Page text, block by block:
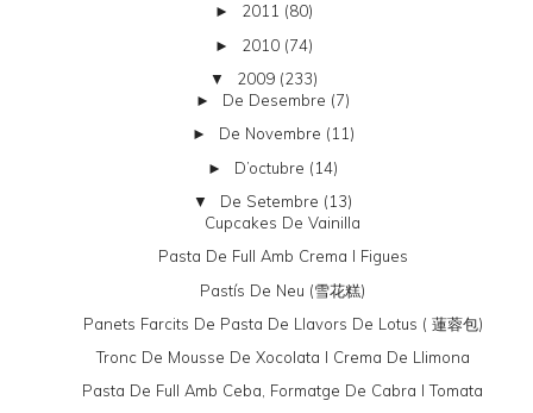
► 2011 (80)
► 2010 (74)
▼ 2009 (233)
► De Desembre (7)
► De Novembre (11)
► D’octubre (14)
▼ De Setembre (13)
Cupcakes De Vainilla
Pasta De Full Amb Crema I Figues
Pastís De Neu (雪花糕)
Panets Farcits De Pasta De Llavors De Lotus ( 蓮蓉包)
Tronc De Mousse De Xocolata I Crema De Llimona
Pasta De Full Amb Ceba, Formatge De Cabra I Tomata